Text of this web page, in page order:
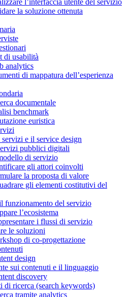
l’interfaccia utente del servizio
la soluzione ottenuta
di usabilità
analytics
di mappatura dell’esperienza
documentale
benchmark
euristica
e il service design
pubblici digitali
di servizio
gli attori coinvolti
la proposta di valore
gli elementi costitutivi del
funzionamento del servizio
l’ecosistema
i flussi di servizio
le soluzioni
di co-progettazione
design
sui contenuti e il linguaggio
discovery
di ricerca (search keywords)
tramite analytics